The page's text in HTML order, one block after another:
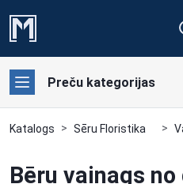
Preču kategorijas
Katalogs Sēru Floristika
Bēru vainags